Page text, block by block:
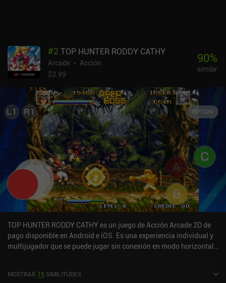
#2 TOP HUNTER RODDY CATHY
Arcade
Acción
$3.99
90%
similar
TOP HUNTER RODDY CATHY es un juego de Acción Arcade 2D de
pago disponible en Android e iOS. Es una experiencia individual y
multijugador que se puede jugar sin conexión en modo horizontal.
sobre 5,0 en la App Store de iOS.
MOSTRAR 15 SIMILITUDES